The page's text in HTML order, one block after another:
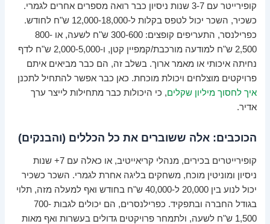
קופירייטר עם 3-7 שנות ניסיון כבר רואה מספרים אחרים לגמרי.
כשכיר, השכר יכול לטפס בקלות ל-12,000-18,000 ש"ח לחודש.
כפרילנסר, התעריפים קופצים: 300-600 ש"ח לשעה, או 800-
2,500 ש"ח למודעה מורכבת/קמפיין קטן, ו-2,000-5,000 ש"ח לדף
נחיתה איכותי או מאמר ארוך. בשלב זה, הם כבר מביאים איתם
פרויקטים מוצלחים ויכולת מוכחת. כאן כבר אפשר להתחיל לתכנן
איך לחסוך מיליון שקלים, כי היכולות כבר מתחילות לייצר ערך
אדיר.
הכוכבים: אלה ששוברים את כל הכללים (והבנקים)
קופירייטרים בכירים, מנהלי קריאייטיב, או כאלה עם 7+ שנות
ניסיון ומוניטין מוכח, משחקים בליגה אחרת לגמרי. השכר כשכיר
יכול לנוע בין 20,000 ל-40,000 ש"ח בחודש ואף למעלה מזה, תלוי
בגודל החברה ובתפקיד. כפרילנסרים, הם יכולים לגבות 700-
1,500 ש"ח לשעה, ולתמחר פרויקטים גדולים בעשרות ואף מאות